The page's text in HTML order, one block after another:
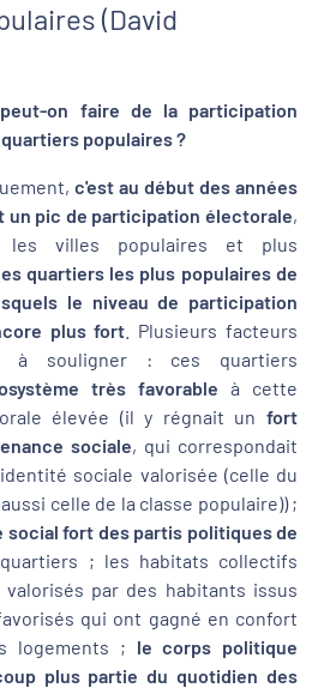
(David
on faire de la participation
populaires ?
c'est au début des années
un pic de participation électorale,
les villes populaires et plus
quartiers les plus populaires de
le niveau de participation
plus fort . Plusieurs facteurs
à souligner : ces quartiers
très favorable à cette
élevée (il y régnait un fort
sociale, qui correspondait
sociale valorisée (celle du
celle de la classe populaire)) ;
social fort des partis politiques de
; les habitats collectifs
par des habitants issus
qui ont gagné en confort
logements ; le corps politique
plus partie du quotidien des